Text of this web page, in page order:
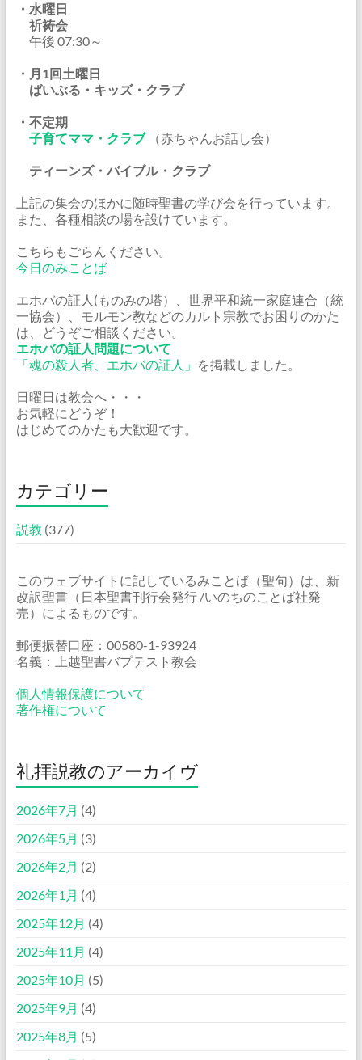
・水曜日
祈祷会
午後 07:30～
・月1回土曜日
ばいぶる・キッズ・クラブ
・不定期
子育てママ・クラブ（赤ちゃんお話し会）
ティーンズ・バイブル・クラブ
上記の集会のほかに随時聖書の学び会を行っています。
また、各種相談の場を設けています。
こちらもごらんください。
今日のみことば
エホバの証人(ものみの塔）、世界平和統一家庭連合（統
一協会）、モルモン教などのカルト宗教でお困りのかた
は、どうぞご相談ください。
エホバの証人問題について
「魂の殺人者、エホバの証人」 を掲載しました。
日曜日は教会へ・・・
お気軽にどうぞ！
はじめてのかたも大歓迎です。
カテゴリー
説教 (377)
このウェブサイトに記しているみことば（聖句）は、新
改訳聖書（日本聖書刊行会発行 /いのちのことば社発
売）によるものです。
郵便振替口座：00580-1-93924
名義：上越聖書バプテスト教会
個人情報保護について
著作権について
礼拝説教のアーカイヴ
2026年7月 (4)
2026年5月 (3)
2026年2月 (2)
2026年1月 (4)
2025年12月 (4)
2025年11月 (4)
2025年10月 (5)
2025年9月 (4)
2025年8月 (5)